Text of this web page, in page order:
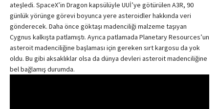
ateşledi. SpaceX’in Dragon kapsülüyle UUİ’ye götürülen A3R, 90
günlük yörünge görevi boyunca yere asteroidler hakkında veri
gönderecek. Daha önce göktaşı madenciliği malzeme taşıyan
Cygnus kalkışta patlamıştı. Ayrıca patlamada Planetary Resources’un
asteroit madenciliğine başlaması için gereken sırt kargosu da yok
oldu. Bu gibi aksaklıklar olsa da dünya devleri asteroit madenciliğine
bel bağlamış durumda.